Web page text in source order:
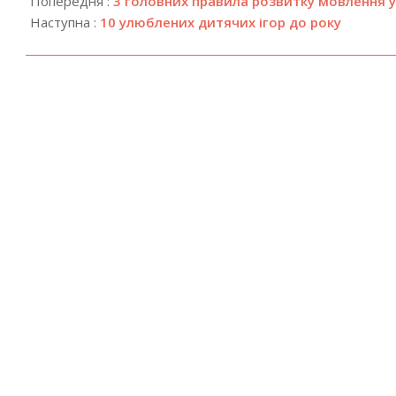
30
Наступна : 10 улюблених дитячих ігор до року